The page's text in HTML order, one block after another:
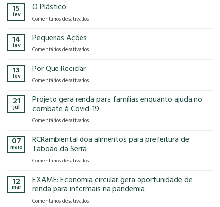
tem
e
2025!
Estufa
15
fev
O Plástico:
Comentários desativadosem
14
fev
Pequenas Ações
Comentários desativadosem
13
fev
Por Que Reciclar
Comentários desativadosem
Que
Reciclar
21
jul
Projeto gera renda para famílias enquanto ajuda no
combate à Covid-19
Comentários desativadosem
gera
famílias
ajuda
no
à
07
maio
RCRambiental doa alimentos para prefeitura de
Taboão da Serra
Comentários desativadosem
doa
alimentos
para
prefeitura
12
mar
EXAME: Economia circular gera oportunidade de
renda para informais na pandemia
Comentários desativadosem